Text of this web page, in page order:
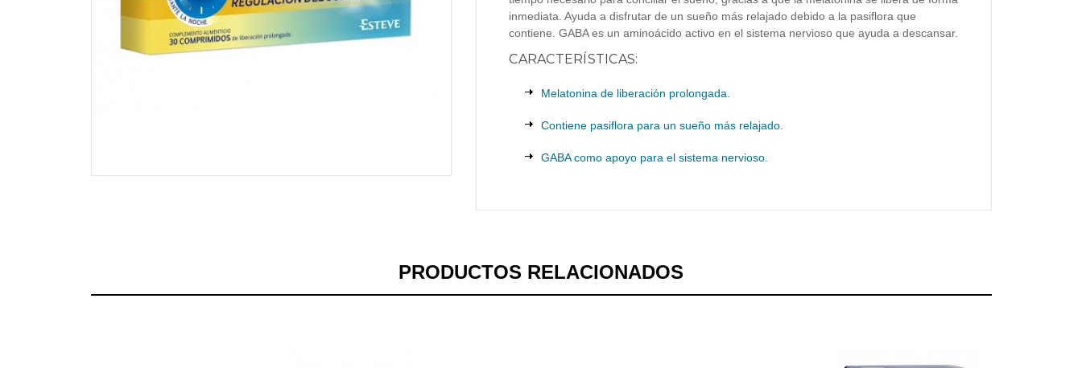
inmediata. Ayuda a disfrutar de un sueño más relajado debido a la pasiflora que
contiene. GABA es un aminoácido activo en el sistema nervioso que ayuda a descansar.
CARACTERÍSTICAS:
Melatonina de liberación prolongada.
Contiene pasiflora para un sueño más relajado.
GABA como apoyo para el sistema nervioso.
PRODUCTOS RELACIONADOS